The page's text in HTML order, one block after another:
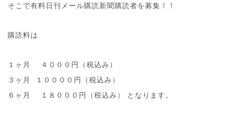
そこで有料日刊メール購読新聞購読者を募集！！
購読料は
１ヶ月 ４０００円（税込み）
３ヶ月 １００００円（税込み）
６ヶ月 １８０００円（税込み） となります。